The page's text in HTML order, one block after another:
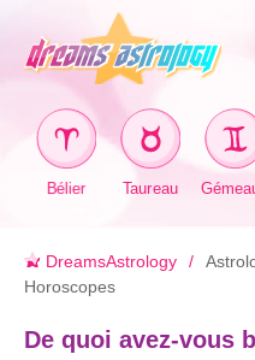
Bélier Taureau
DreamsAstrology
Horoscopes
De quoi avez-vous